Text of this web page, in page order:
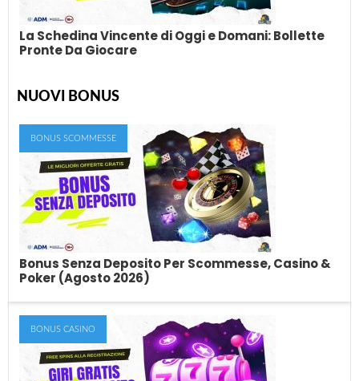
La Schedina Vincente di Oggi e Domani: Bollette
Pronte Da Giocare
La Schedina Vincente di Oggi e Domani:
Bollette Pronte Da Giocare
Giocare le schedine è uno degli hobby preferiti degli italiani.
Molti scommettitori sono costantemente in...
NUOVI BONUS
BONUS SCOMMESSE
Bonus Senza Deposito Per Scommesse, Casino &
Poker (Agosto 2026)
Bonus Senza Deposito Per Scommesse,
Casino & Poker (Agosto 2026)
BONUS CASINO